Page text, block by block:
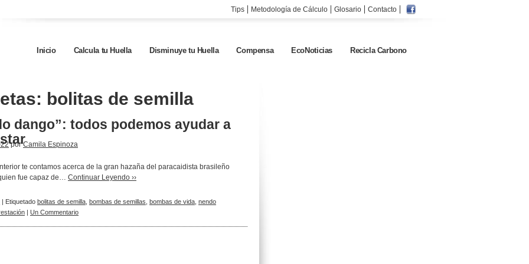
Tips Metodología de Cálculo Glosario Contacto
Inicio Calcula tu Huella Disminuye tu Huella Compensa EcoNoticias Recicla Carbono
bolitas de semilla
dango”: todos podemos ayudar a
por Camila Espinoza
te contamos acerca de la gran hazaña del paracaidista brasileño
fue capaz de… Continuar Leyendo ››
| Etiquetado bolitas de semilla bombas de semillas bombas de vida nendo
| Un Commentario